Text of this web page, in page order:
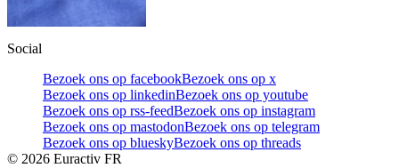
Social
Bezoek ons op facebookBezoek ons op x
Bezoek ons op linkedinBezoek ons op youtube
Bezoek ons op rss-feedBezoek ons op instagram
Bezoek ons op mastodonBezoek ons op telegram
Bezoek ons op blueskyBezoek ons op threads
© 2026 Euractiv FR